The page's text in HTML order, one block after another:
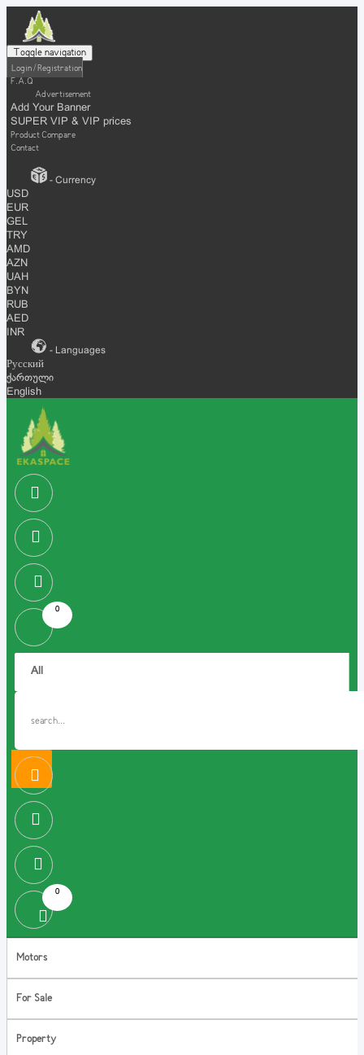
Toggle navigation
Login / Registration
F.A.Q
Advertisement
Add Your Banner
SUPER VIP & VIP prices
Product Compare
Contact
- Currency
USD
EUR
GEL
TRY
AMD
AZN
UAH
BYN
RUB
AED
INR
- Languages
Русский
ქართული
English
0
0
Motors
For Sale
Property